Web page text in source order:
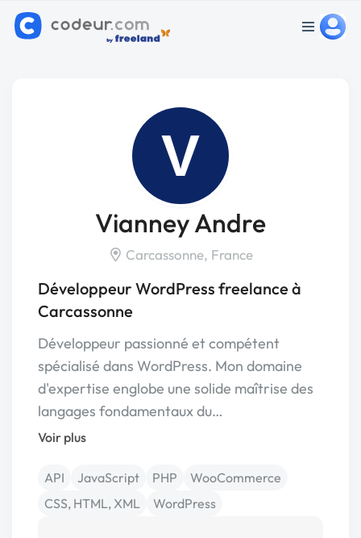
V
Vianney Andre
Carcassonne, France
Développeur WordPress freelance à
Carcassonne
Développeur passionné et compétent
spécialisé dans WordPress. Mon domaine
d'expertise englobe une solide maîtrise des
langages fondamentaux du…
Voir plus
API JavaScript PHP
WooCommerce
CSS, HTML, XML
WordPress